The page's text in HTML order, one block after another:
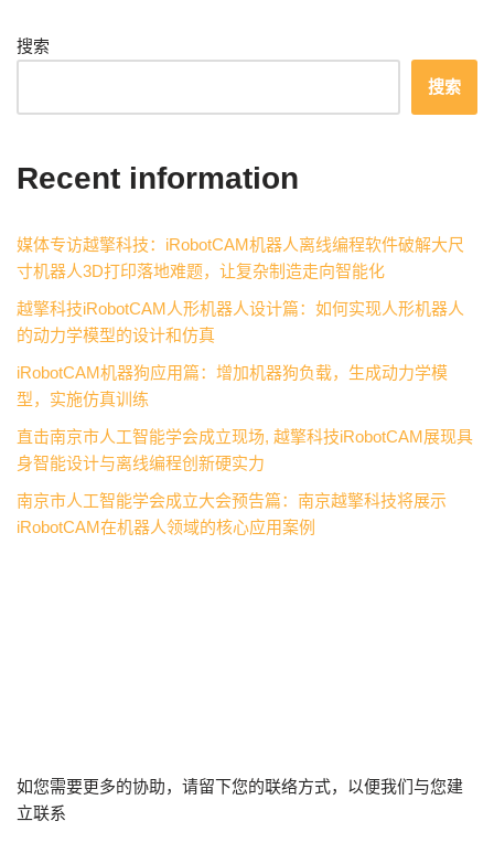
搜索
搜索
Recent information
媒体专访越擎科技：iRobotCAM机器人离线编程软件破解大尺
寸机器人3D打印落地难题，让复杂制造走向智能化
越擎科技iRobotCAM人形机器人设计篇：如何实现人形机器人
的动力学模型的设计和仿真
iRobotCAM机器狗应用篇：增加机器狗负载，生成动力学模
型，实施仿真训练
直击南京市人工智能学会成立现场, 越擎科技iRobotCAM展现具
身智能设计与离线编程创新硬实力
南京市人工智能学会成立大会预告篇：南京越擎科技将展示
iRobotCAM在机器人领域的核心应用案例
如您需要更多的协助，请留下您的联络方式，以便我们与您建
立联系